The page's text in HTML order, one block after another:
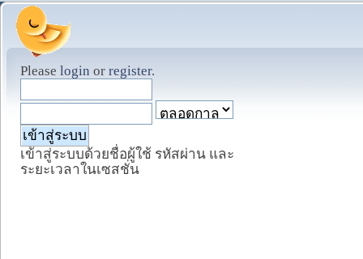
Please login or register.
เข้าสู่ระบบด้วยชื่อผู้ใช้ รหัสผ่าน และ
ระยะเวลาในเซสชั่น